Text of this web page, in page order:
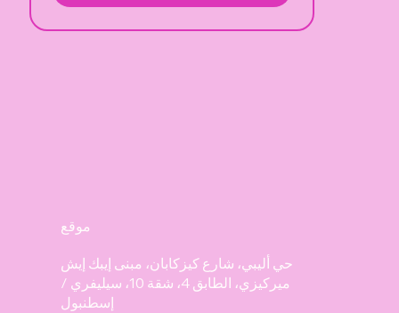
موقع
حي أليبي، شارع كيزكابان، مبنى إيبك إيش
ميركيزي، الطابق 4، شقة 10، سيليفري /
إسطنبول